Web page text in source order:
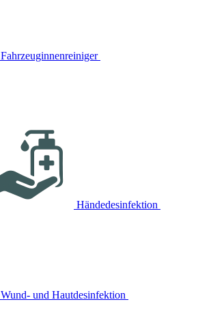
Fahrzeuginnenreiniger
Händedesinfektion
Wund- und Hautdesinfektion